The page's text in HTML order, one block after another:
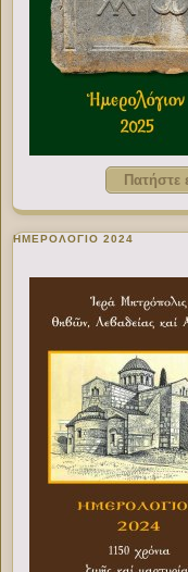
Πατήστε
ΗΜΕΡΟΛΟΓΙΟ 2024